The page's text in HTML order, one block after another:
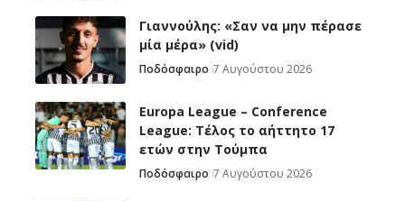
Γιαννούλης: «Σαν να μην πέρασε
μία μέρα» (vid)
Ποδόσφαιρο 7 Αυγούστου 2026
Europa League – Conference
League: Τέλος το αήττητο 17
ετών στην Τούμπα
Ποδόσφαιρο 7 Αυγούστου 2026